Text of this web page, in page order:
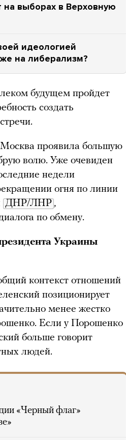
выборах в Верховную
идеологией
на либерализм?
будущем пройдет
создать
проявила большую
волю. Уже очевиден
недели
огня по линии
ДНР/ЛНР ,
по обмену.
Украины
контекст отношений
позиционирует
менее жестко
Если у Порошенко
больше говорит
людей.
«Черный флаг»